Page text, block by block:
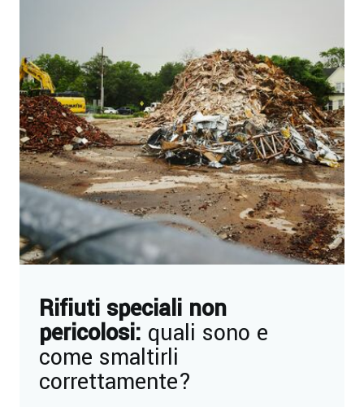
Rifiuti speciali non
pericolosi: quali sono e
come smaltirli
correttamente?